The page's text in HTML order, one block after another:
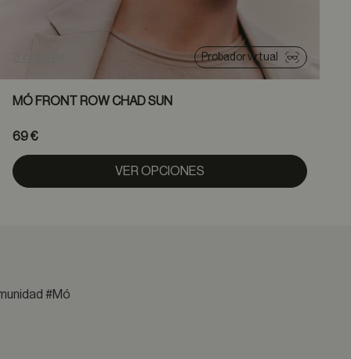
Probador virtual
MÓ FRONT ROW CHAD SUN
69 €
VER OPCIONES
#Mó